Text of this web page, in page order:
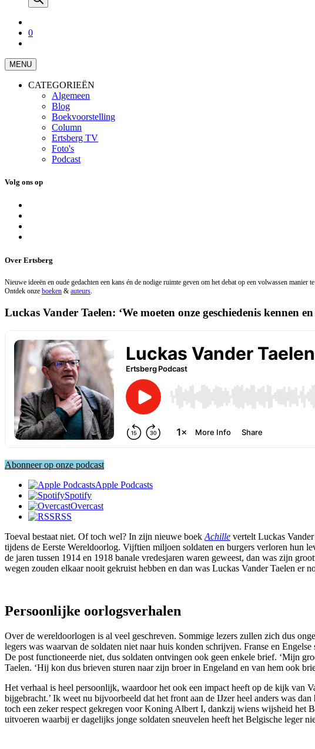
0
MENU
CATEGORIEËN
Algemeen
Blog
Boekvoorstelling
Column
Ertsberg TV
Foto's
Podcast
Volg ons op
Over Ertsberg
Nieuwe ideeën en oude gedachten een kans én de nodige ruimte geven om het debat op een volwassen manier
Ontdek onze boeken & auteurs
Luckas Vander Taelen: ‘We moeten onze geschiedenis kennen
Abonneer op onze podcast
Apple Podcasts
Spotify
Overcast
RSS
Toeval bestaat niet. Of toch wel? In zijn nieuwe boek Achille vertelt Luckas
tijdens de Eerste Wereldoorlog. Vijftien miljoen soldaten en burgers verloren hun
de jaren tussen 1914 en 1918 banale vredesjaren waren geweest, dan was zijn
wegen zouden elkaar nooit gekruist hebben en dan was Luckas Vander Taelen er
Persoonlijke oorlogsverhalen
Over de wereldoorlogen is al veel geschreven. Sommige lezers zullen zich dus
legers was waarvan de soldaten niet naar huis konden schrijven. Franse en
De post functioneerde niet, dus soldaten ontvingen ook geen enkele brief. ‘Mijn
Taelen. ‘Hij kon dus brieven sturen naar zijn broer in Engeland en van hem ook
Het verhaal is heel persoonlijk, waardoor het ook een impact heeft op de kijk van
bijgebracht.’ Ik weet nu bijvoorbeeld dat het front aan de IJzer heel anders was
toch een zeker respect gekregen voor Koning Albert I, dankzij wiens wijsheid het
uitvoeren waarbij er dagelijks jonge soldaten sneuvelen heeft het Belgische leger